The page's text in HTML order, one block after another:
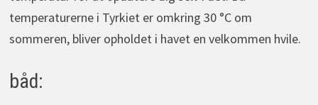
temperaturerne i Tyrkiet er omkring 30 °C om
sommeren, bliver opholdet i havet en velkommen hvile.
båd: